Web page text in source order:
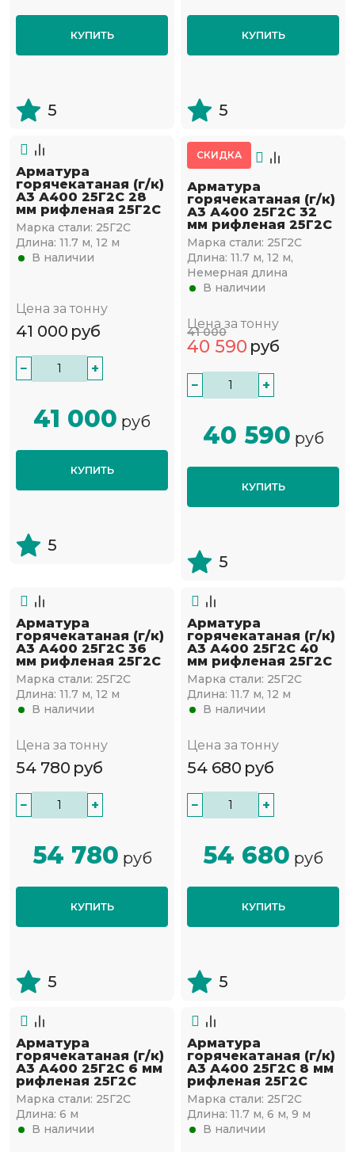
КУПИТЬ
5
КУПИТЬ
5
Арматура
горячекатаная (г/к)
А3 А400 25Г2С 28
мм рифленая 25Г2С
Марка стали: 25Г2С
Длина: 11.7 м, 12 м
В наличии
Цена за тонну
41 000 руб
− +
41 000 руб
КУПИТЬ
5
СКИДКА
Арматура
горячекатаная (г/к)
А3 А400 25Г2С 32
мм рифленая 25Г2С
Марка стали: 25Г2С
Длина: 11.7 м, 12 м,
Немерная длина
В наличии
Цена за тонну
41 000
40 590 руб
− +
40 590 руб
КУПИТЬ
5
Арматура
горячекатаная (г/к)
А3 А400 25Г2С 36
мм рифленая 25Г2С
Марка стали: 25Г2С
Длина: 11.7 м, 12 м
В наличии
Цена за тонну
54 780 руб
− +
54 780 руб
КУПИТЬ
5
Арматура
горячекатаная (г/к)
А3 А400 25Г2С 40
мм рифленая 25Г2С
Марка стали: 25Г2С
Длина: 11.7 м, 12 м
В наличии
Цена за тонну
54 680 руб
− +
54 680 руб
КУПИТЬ
5
Арматура
горячекатаная (г/к)
А3 А400 25Г2С 6 мм
рифленая 25Г2С
Марка стали: 25Г2С
Длина: 6 м
В наличии
Арматура
горячекатаная (г/к)
А3 А400 25Г2С 8 мм
рифленая 25Г2С
Марка стали: 25Г2С
Длина: 11.7 м, 6 м, 9 м
В наличии